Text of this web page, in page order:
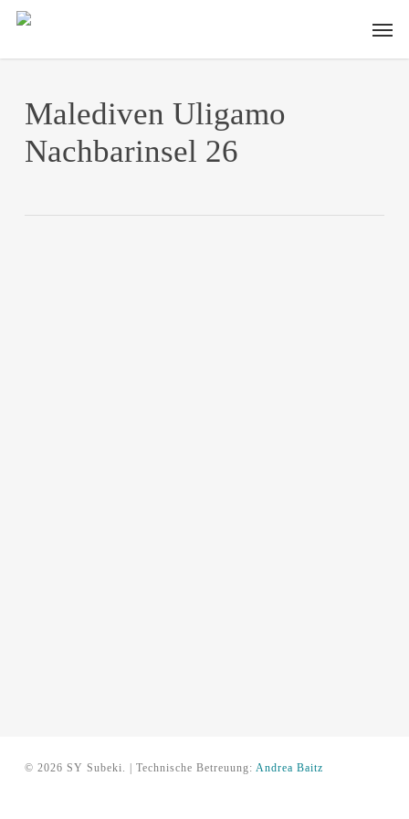
Skip
main
Malediven Uligamo
Nachbarinsel 26
© 2026 SY Subeki. | Technische Betreuung: Andrea Baitz